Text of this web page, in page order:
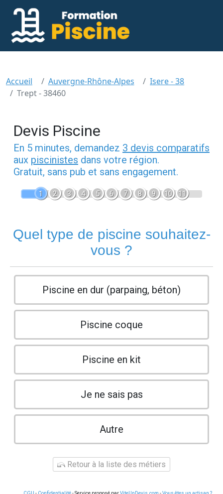
Accueil Auvergne-Rhône-Alpes
Isere - 38
Trept - 38460
Devis Piscine
En 5 minutes, demandez 3 devis comparatifs
aux piscinistes dans votre région.
Gratuit, sans pub et sans engagement.
1 2 3 4 5 6 7 8 9 10 11
Quel type de piscine souhaitez-
vous ?
Piscine en dur (parpaing, béton)
Piscine coque
Piscine en kit
Je ne sais pas
Autre
Retour à la liste des métiers